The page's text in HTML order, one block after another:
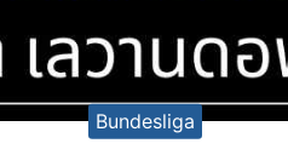
Bundesliga